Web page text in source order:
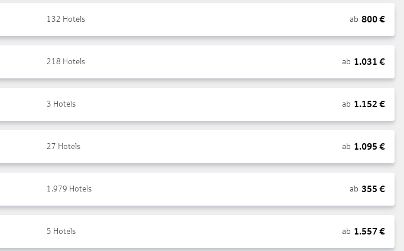
132 Hotels ab 800€
218 Hotels ab 1.031 €
3 Hotels ab 1.152 €
27 Hotels ab 1.095 €
1.979 Hotels ab 355 €
5 Hotels ab 1.557 €